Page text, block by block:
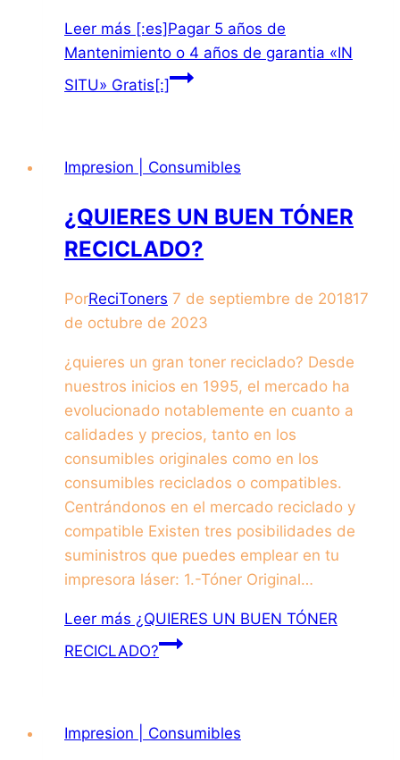
Leer más [:es]Pagar 5 años de
Mantenimiento o 4 años de garantia «IN
SITU» Gratis[:]
Impresion | Consumibles
¿QUIERES UN BUEN TÓNER
RECICLADO?
PorReciToners 7 de septiembre de 201817
de octubre de 2023
¿quieres un gran toner reciclado? Desde
nuestros inicios en 1995, el mercado ha
evolucionado notablemente en cuanto a
calidades y precios, tanto en los
consumibles originales como en los
consumibles reciclados o compatibles.
Centrándonos en el mercado reciclado y
compatible Existen tres posibilidades de
suministros que puedes emplear en tu
impresora láser: 1.-Tóner Original…
Leer más ¿QUIERES UN BUEN TÓNER
RECICLADO?
Impresion | Consumibles